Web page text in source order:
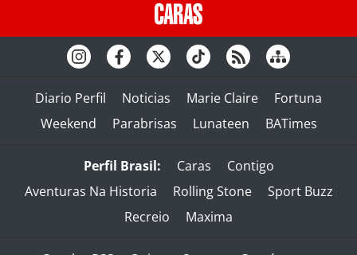
Diario Perfil Noticias Marie Claire
Fortuna
Weekend
Parabrisas Lunateen BATimes
Perfil Brasil: Caras
Contigo
Aventuras Na Historia
Rolling Stone
Sport Buzz
Recreio
Maxima